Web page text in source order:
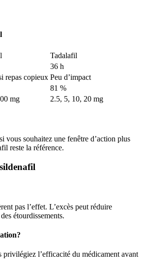
Tadalafil
36 h
repas copieux Peu d’impact
81 %
mg 2.5, 5, 10, 20 mg
vous souhaitez une fenêtre d’action plus
reste la référence.
pas l’effet. L’excès peut réduire
étourdissements.
privilégiez l’efficacité du médicament avant